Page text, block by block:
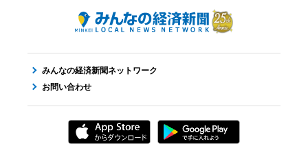
みんなの経済新聞ネットワーク
お問い合わせ